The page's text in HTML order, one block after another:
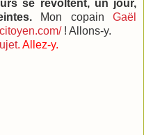
se révoltent, un jour,
Mon copain Gaël
! Allons-y.
. Allez-y.